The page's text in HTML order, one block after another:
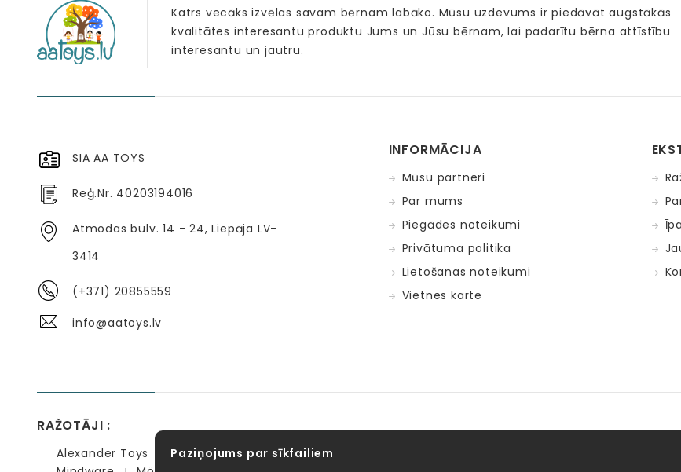
Katrs vecāks izvēlas savam bērnam labāko. Mūsu uzdevums ir piedāvāt augstākās
kvalitātes interesantu produktu Jums un Jūsu bērnam, lai padarītu bērna attīstību
interesantu un jautru.
SIA AA TOYS
Reģ.Nr. 40203194016
Atmodas bulv. 14 - 24, Liepāja LV-
3414
(+371) 20855559
info@aatoys.lv
INFORMĀCIJA
Mūsu partneri
Par mums
Piegādes noteikumi
Privātuma politika
Lietošanas noteikumi
Vietnes karte
RAŽOTĀJI :
Alexander Toys APLI kids Bibio EBULOBO
Paziņojums par sīkfailiem